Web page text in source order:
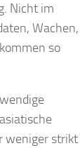
Nicht im
Wachen,
so
weniger strikt